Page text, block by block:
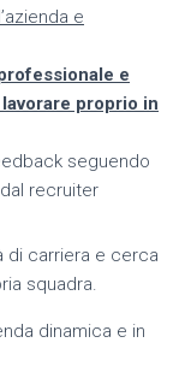
e
e
proprio in
seguendo
recruiter
di carriera e cerca
squadra.
dinamica e in